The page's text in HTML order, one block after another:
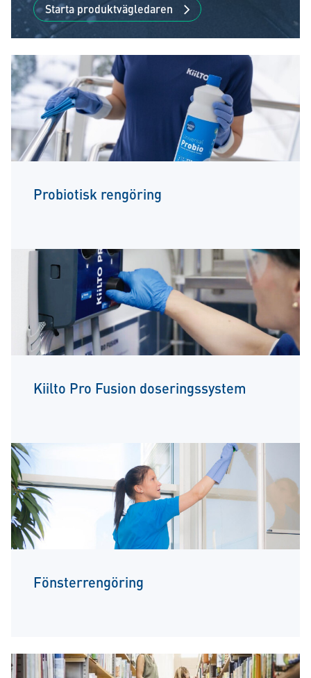
Starta produktvägledaren
Probiotisk rengöring
Kiilto Pro Fusion doseringssystem
Fönsterrengöring